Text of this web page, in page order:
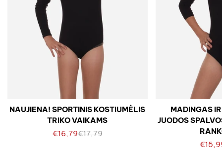
NAUJIENA! SPORTINIS KOSTIUMĖLIS
TRIKO VAIKAMS
Pardavimo
€16,79Reguliari
€17,79
MADINGAS
JUODOS